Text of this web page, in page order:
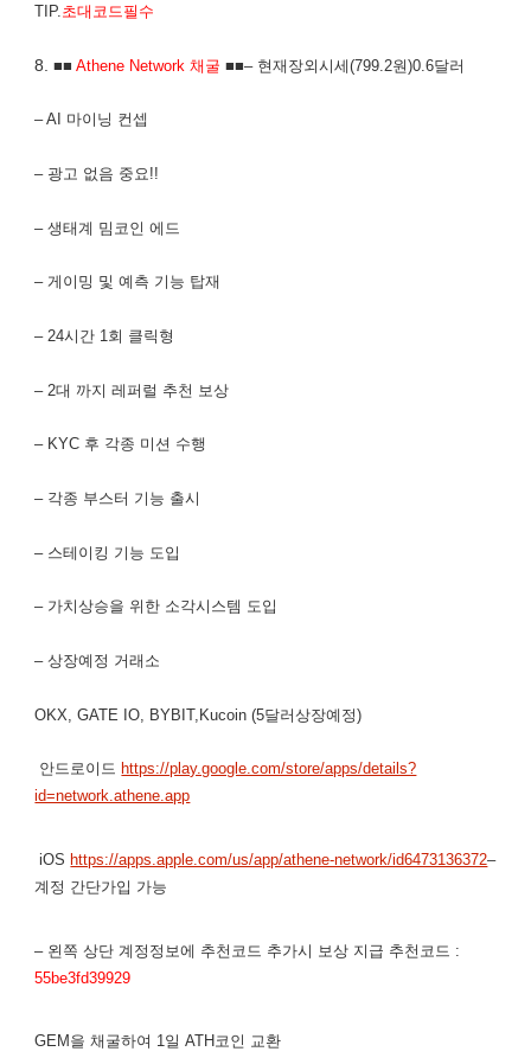
TIP.초대코드필수
8.■■Athene Network 채굴 ■■– 현재장외시세(799.2원)0.6달러
– AI 마이닝 컨셉
– 광고 없음 중요!!
– 생태계 밈코인 에드
– 게이밍 및 예측 기능 탑재
– 24시간 1회 클릭형
– 2대 까지 레퍼럴 추천 보상
– KYC 후 각종 미션 수행
– 각종 부스터 기능 출시
– 스테이킹 기능 도입
– 가치상승을 위한 소각시스템 도입
– 상장예정 거래소
OKX, GATE IO, BYBIT,Kucoin (5달러상장예정)
안드로이드 https://play.google.com/store/apps/details?
id=network.athene.app
iOS https://apps.apple.com/us/app/athene-network/id6473136372–
계정 간단가입 가능
– 왼쪽 상단 계정정보에 추천코드 추가시 보상 지급 추천코드 :
55be3fd39929
GEM을 채굴하여 1일 ATH코인 교환